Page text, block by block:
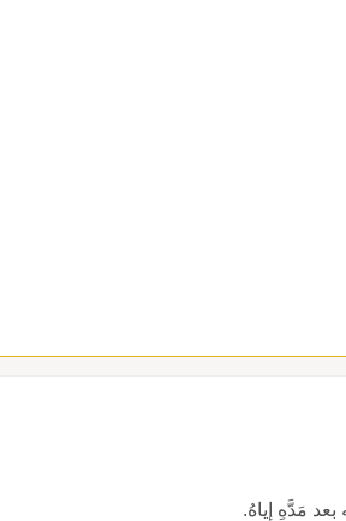
مَدَّهِ إِياهُ.